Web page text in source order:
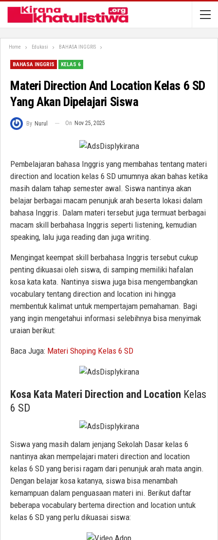
Home Edukasi BAHASA INGGRIS
BAHASA INGGRIS KELAS 6
Materi Direction And Location Kelas 6 SD
Yang Akan Dipelajari Siswa
By Nurul On Nov 25, 2025
Pembelajaran bahasa Inggris yang membahas tentang materi
direction and location kelas 6 SD umumnya akan bahas ketika
masih dalam tahap semester awal. Siswa nantinya akan
belajar berbagai macam penunjuk arah beserta lokasi dalam
bahasa Inggris. Dalam materi tersebut juga termuat berbagai
macam skill berbahasa Inggris seperti listening, kemudian
speaking, lalu juga reading dan juga writing.
Mengingat keempat skill berbahasa Inggris tersebut cukup
penting dikuasai oleh siswa, di samping memiliki hafalan
kosa kata kata. Nantinya siswa juga bisa mengembangkan
vocabulary tentang direction and location ini hingga
membentuk kalimat untuk mempertajam pemahaman. Bagi
yang ingin mengetahui informasi selebihnya bisa menyimak
uraian berikut:
Baca Juga: Materi Shoping Kelas 6 SD
Kosa Kata Materi Direction and Location Kelas
6 SD
Siswa yang masih dalam jenjang Sekolah Dasar kelas 6
nantinya akan mempelajari materi direction and location
kelas 6 SD yang berisi ragam dari penunjuk arah mata angin.
Dengan belajar kosa katanya, siswa bisa menambah
kemampuan dalam penguasaan materi ini. Berikut daftar
beberapa vocabulary bertema direction and location untuk
kelas 6 SD yang perlu dikuasai siswa: